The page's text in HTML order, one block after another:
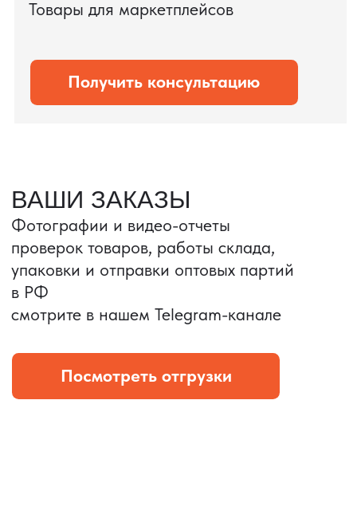
Портативные колонки
Колонка с шнуром
зарядным, без коробки
и ложемента (эвы).
Магнитная зарядка 3в1.
15w.
Комплект: устройство +
провод Type C.
КОНТРОЛЬ КАЧЕСТВА
Проверка по ТЗ включает: